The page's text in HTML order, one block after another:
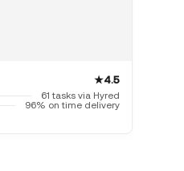
★4.5
61 tasks via Hyred
96% on time delivery